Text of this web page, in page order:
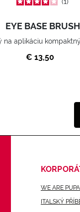
EYE BASE BRUSH
€ 13,50
WE ARE
ITALSKÝ